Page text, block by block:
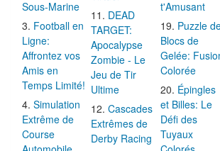
Football en
Ligne:
Affrontez vos
Amis en
Temps Limité!
Simulation
Extrême de
Course
Automobile
2019
TARGET:
Apocalypse
Zombie - Le
Jeu de Tir
Ultime
Cascades
Extrêmes de
Derby Racing
Ultra Pixel
Puzzle de
Blocs de
Gelée: Fusion
Colorée
Épingles
et Billes: Le
Défi des
Tuyaux
Colorés